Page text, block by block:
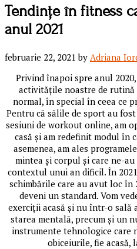
Tendințe în fitness
anul 2021
februarie 22, 2021 by Adriana
Privind înapoi spre anul
activitățile noastre de
normal, în special în ceea ce
Pentru că sălile de sport au
sesiuni de workout online, am
casă și am redefinit modul în
asemenea, am ales
mintea și corpul și care ne-
contextul unui an dificil. În
schimbările care au avut loc în
deveni un standard. Vom
exerciții acasă și nu într-o sală
starea mentală, precum și un
instrumente tehnologice care
obiceiurile, fie acasă,